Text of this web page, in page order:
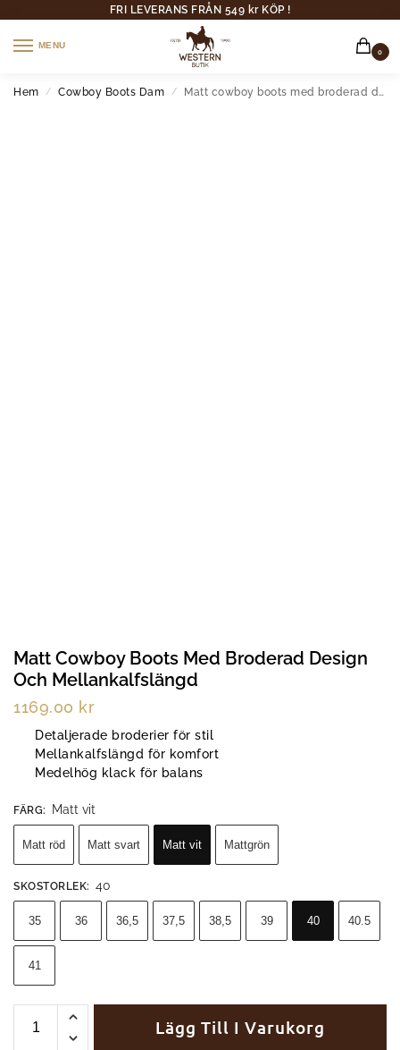
FRI LEVERANS FRÅN 549 kr KÖP !
MENU
0
Hem / Cowboy Boots Dam / Matt cowboy boots med broderad design och mellankalfslängd
Matt Cowboy Boots Med Broderad Design
Och Mellankalfslängd
1169.00 kr
Detaljerade broderier för stil
Mellankalfslängd för komfort
Medelhög klack för balans
FÄRG: Matt vit
Matt röd Matt svart Matt vit Mattgrön
SKOSTORLEK: 40
35 36 36,5 37,5 38,5 39 40 40.5
41
Lägg Till I Varukorg